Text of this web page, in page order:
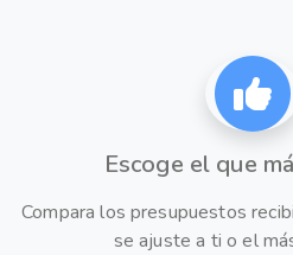
Escoge el que
Compara los presupuestos
se ajuste a ti o el